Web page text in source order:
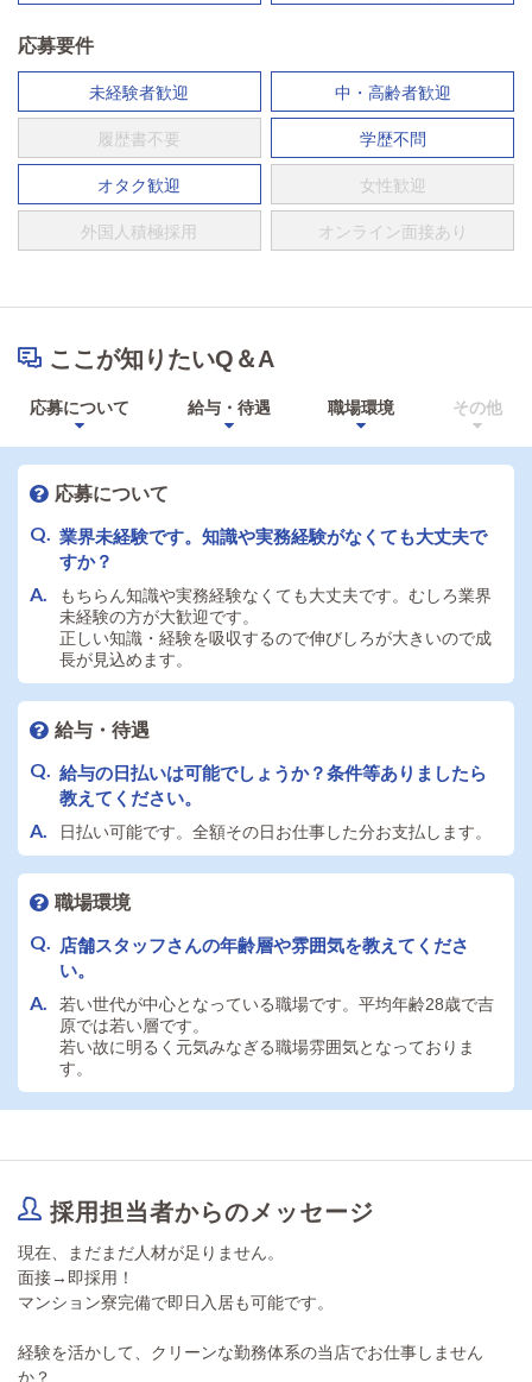
応募要件
未経験者歓迎 中・高齢者歓迎
履歴書不要 学歴不問
オタク歓迎 女性歓迎
外国人積極採用 オンライン面接あり
ここが知りたいQ＆A
応募について 給与・待遇 職場環境 その他
応募について
業界未経験です。知識や実務経験がなくても大丈夫で
すか？
もちらん知識や実務経験なくても大丈夫です。むしろ業界
未経験の方が大歓迎です。
正しい知識・経験を吸収するので伸びしろが大きいので成
長が見込めます。
給与・待遇
給与の日払いは可能でしょうか？条件等ありましたら
教えてください。
日払い可能です。全額その日お仕事した分お支払します。
職場環境
店舗スタッフさんの年齢層や雰囲気を教えてくださ
い。
若い世代が中心となっている職場です。平均年齢28歳で吉
原では若い層です。
若い故に明るく元気みなぎる職場雰囲気となっておりま
す。
採用担当者からのメッセージ
現在、まだまだ人材が足りません。
面接→即採用！
マンション寮完備で即日入居も可能です。
経験を活かして、クリーンな勤務体系の当店でお仕事しません
か？